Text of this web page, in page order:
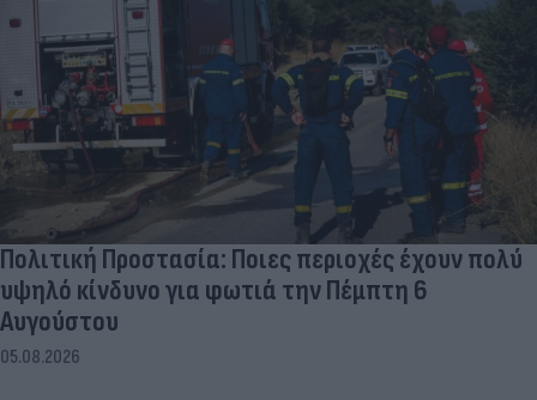
Πολιτική Προστασία: Ποιες περιοχές έχουν πολύ
υψηλό κίνδυνο για φωτιά την Πέμπτη 6
Αυγούστου
05.08.2026